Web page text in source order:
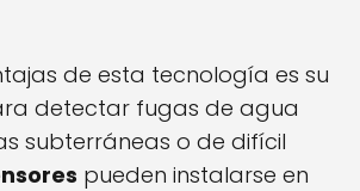
de esta tecnología es su
detectar fugas de agua
subterráneas o de difícil
pueden instalarse en